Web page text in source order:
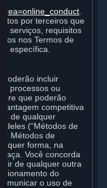
por terceiros que
serviços, requisitos
nos Termos de
específica.
poderão incluir
processos ou
que poderão
competitiva
de qualquer
deles (“Métodos de
Métodos de
forma, na
Você concorda
de qualquer outra
do
o uso de